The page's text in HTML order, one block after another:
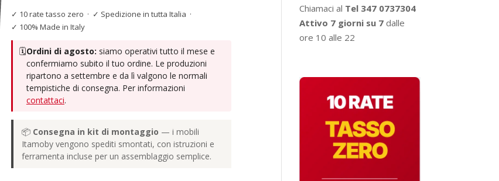
✓ 10 rate tasso zero · ✓ Spedizione in tutta Italia ·
✓ 100% Made in Italy
🗓️Ordini di agosto: siamo operativi tutto il mese e
confermiamo subito il tuo ordine. Le produzioni
ripartono a settembre e da lì valgono le normali
tempistiche di consegna. Per informazioni
contattaci.
📦 Consegna in kit di montaggio — i mobili
Itamoby vengono spediti smontati, con istruzioni e
ferramenta incluse per un assemblaggio semplice.
Chiamaci al Tel 347 0737304
Attivo 7 giorni su 7 dalle
ore 10 alle 22